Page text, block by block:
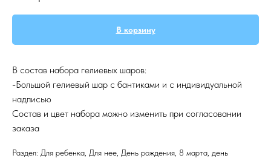
В корзину
В состав набора гелиевых шаров:
-Большой гелиевый шар с бантиками и с индивидуальной
надписью
Состав и цвет набора можно изменить при согласовании
заказа
Раздел: Для ребенка, Для нее, День рождения, 8 марта, день